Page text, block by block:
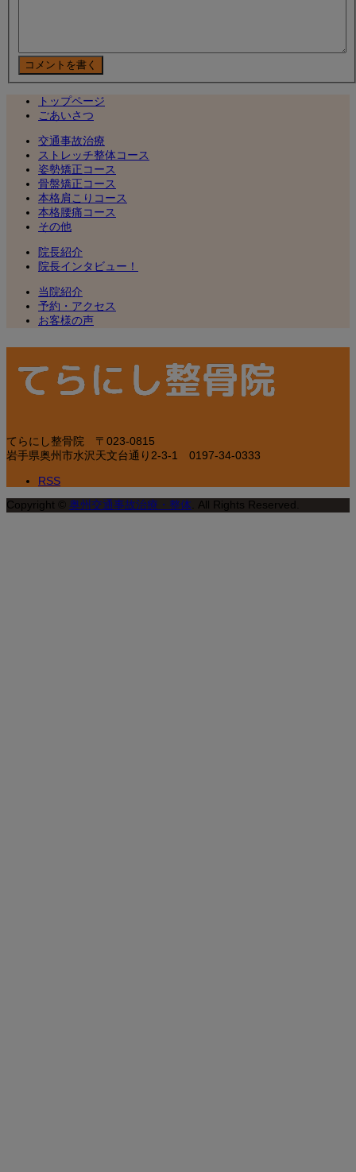
トップページ
ごあいさつ
交通事故治療
ストレッチ整体コース
姿勢矯正コース
骨盤矯正コース
本格肩こりコース
本格腰痛コース
その他
院長紹介
院長インタビュー！
当院紹介
予約・アクセス
お客様の声
てらにし整骨院
〒023-0815
岩手県奥州市水沢天文台通り2-3-1
0197-34-0333
RSS
Copyright
奥州交通事故治療・整体 . All Rights Reserved.